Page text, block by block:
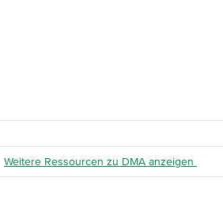
Weitere Ressourcen zu DMA anzeigen